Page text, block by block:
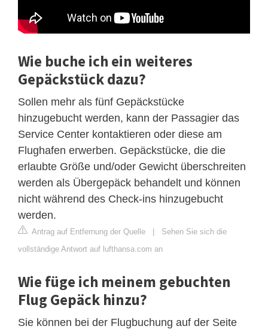
Wie buche ich ein weiteres
Gepäckstück dazu?
Sollen mehr als fünf Gepäckstücke
hinzugebucht werden, kann der Passagier das
Service Center kontaktieren oder diese am
Flughafen erwerben. Gepäckstücke, die die
erlaubte Größe und/oder Gewicht überschreiten
werden als Übergepäck behandelt und können
nicht während des Check-ins hinzugebucht
werden.
Antrag auf Entfernung der Quelle | Sehen Sie sich die
vollständige Antwort auf lufthansa.com an
Wie füge ich meinem gebuchten
Flug Gepäck hinzu?
Sie können bei der Flugbuchung auf der Seite